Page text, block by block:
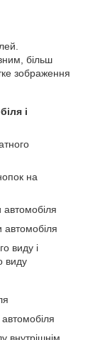
більш
зображення
і
на
автомобіля
автомобіля
виду і
виду
внутрішнім